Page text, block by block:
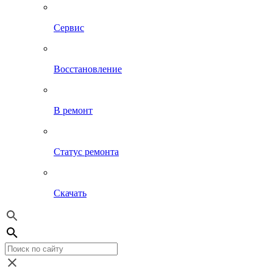
Сервис
Восстановление
В ремонт
Статус ремонта
Скачать